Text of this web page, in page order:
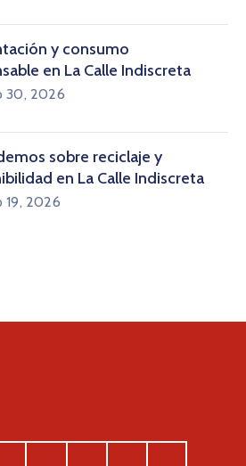
y consumo
en La Calle Indiscreta
30, 2026
sobre reciclaje y
en La Calle Indiscreta
19, 2026